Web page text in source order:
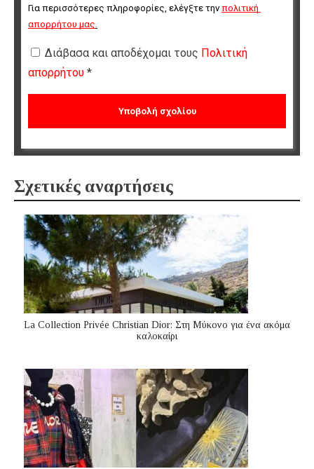
Για περισσότερες πληροφορίες, ελέγξτε την πολιτική
απορρήτου μας.
Διάβασα και αποδέχομαι τους Πολιτική
απορρήτου *
Σχετικές αναρτήσεις
La Collection Privée Christian Dior: Στη Μύκονο για ένα ακόμα
καλοκαίρι